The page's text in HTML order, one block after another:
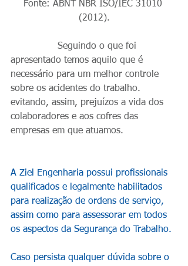
Fonte: ABNT NBR ISO/IEC 31010
(2012).
apresentado temos aquilo que é
necessário para um melhor controle
sobre os acidentes do trabalho.
evitando, assim, prejuízos a vida dos
colaboradores e aos cofres das
empresas em que atuamos.
A Ziel Engenharia possui profissionais
qualificados e legalmente habilitados
para realização de ordens de serviço,
assim como para assessorar em todos
os aspectos da Segurança do Trabalho.
Caso persista qualquer dúvida sobre o